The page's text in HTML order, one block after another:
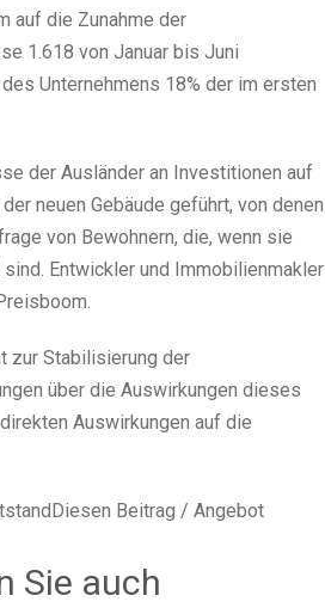
auf die Zunahme der
1.618 von Januar bis Juni
Unternehmens 18% der im ersten
der Ausländer an Investitionen auf
neuen Gebäude geführt, von denen
von Bewohnern, die, wenn sie
Entwickler und Immobilienmakler
zur Stabilisierung der
über die Auswirkungen dieses
Auswirkungen auf die
Beitrag / Angebot
Sie auch